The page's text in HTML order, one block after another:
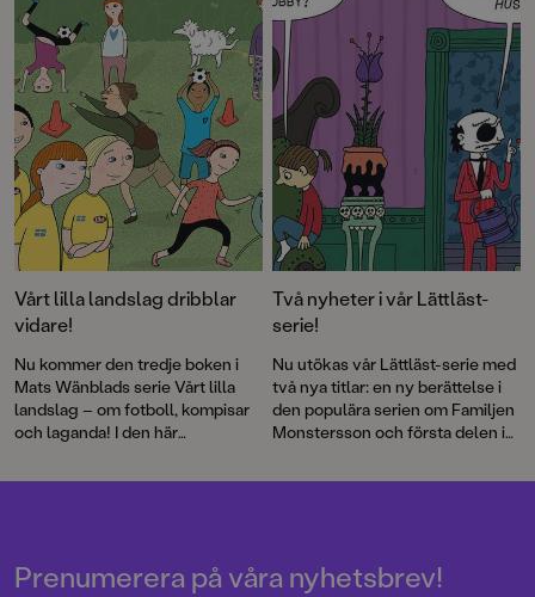
Vårt lilla landslag dribblar
vidare!
Nu kommer den tredje boken i
Mats Wänblads serie Vårt lilla
landslag – om fotboll, kompisar
och laganda! I den här
det är så kul att storsatsa –
Två nyheter i vår Lättläst-
serie!
Nu utökas vår Lättläst-serie med
två nya titlar: en ny berättelse i
den populära serien om Familjen
Monstersson och första delen i
Prenumerera på våra nyhetsbrev!